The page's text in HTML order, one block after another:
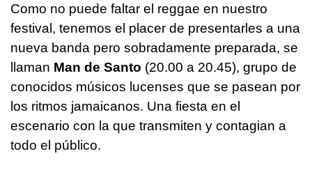
Como no puede faltar el reggae en nuestro
festival, tenemos el placer de presentarles a una
nueva banda pero sobradamente preparada, se
llaman Man de Santo (20.00 a 20.45), grupo de
conocidos músicos lucenses que se pasean por
los ritmos jamaicanos. Una fiesta en el
escenario con la que transmiten y contagian a
todo el público.